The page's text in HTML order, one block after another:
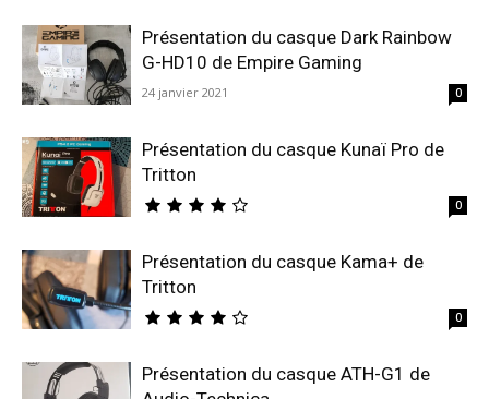
Présentation du casque Dark Rainbow
G-HD10 de Empire Gaming
24 janvier 2021 0
Présentation du casque Kunaï Pro de
Tritton
0
Présentation du casque Kama+ de
Tritton
0
Présentation du casque ATH-G1 de